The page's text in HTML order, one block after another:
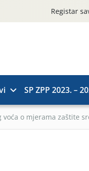
Registar
SP ZPP 2023. –
o mjerama zaštite